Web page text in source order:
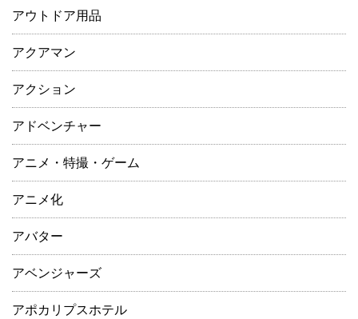
アウトドア用品
アクアマン
アクション
アドベンチャー
アニメ・特撮・ゲーム
アニメ化
アバター
アベンジャーズ
アポカリプスホテル